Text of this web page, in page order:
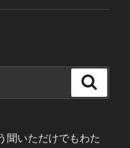
聞いただけでもわた